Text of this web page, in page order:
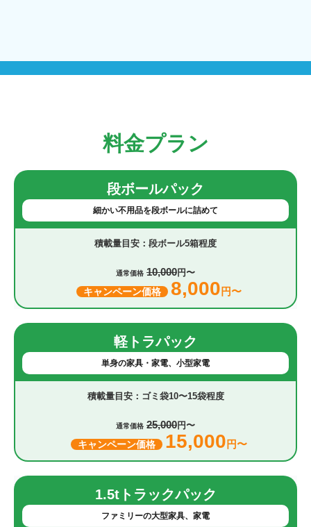
料金プラン
段ボールパック
細かい不用品を段ボールに詰めて
段ボール5箱程度
通常価格 10,000円〜
キャンペーン価格 8,000 円〜
軽トラパック
単身の家具・家電、小型家電
ゴミ袋10〜15袋程度
通常価格 25,000円〜
キャンペーン価格 15,000 円〜
1.5tトラックパック
ファミリーの大型家具、家電